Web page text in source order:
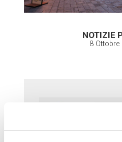
NOTIZIE
8 Ottobre